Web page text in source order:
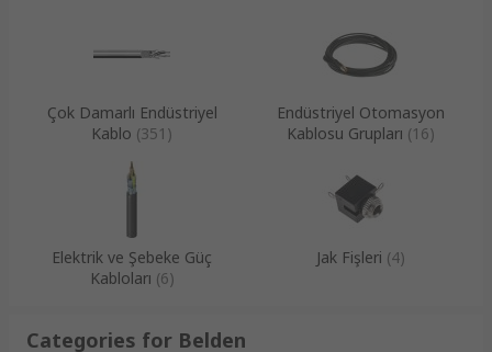
Çok Damarlı Endüstriyel
Kablo (351 )
Endüstriyel Otomasyon
Kablosu Grupları (16)
Elektrik ve Şebeke Güç
Kabloları (6)
Jak Fişleri (4)
Categories for Belden